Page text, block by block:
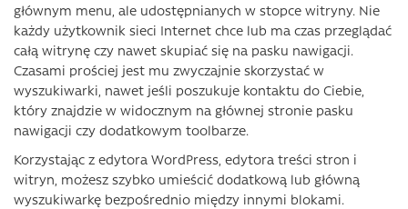
głównym menu, ale udostępnianych w stopce witryny. Nie
każdy użytkownik sieci Internet chce lub ma czas przeglądać
całą witrynę czy nawet skupiać się na pasku nawigacji.
Czasami prościej jest mu zwyczajnie skorzystać w
wyszukiwarki, nawet jeśli poszukuje kontaktu do Ciebie,
który znajdzie w widocznym na głównej stronie pasku
nawigacji czy dodatkowym toolbarze.
Korzystając z edytora WordPress, edytora treści stron i
witryn, możesz szybko umieścić dodatkową lub główną
wyszukiwarkę bezpośrednio między innymi blokami.